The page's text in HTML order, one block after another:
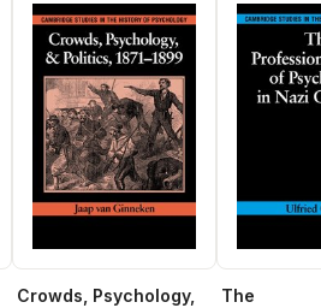
Crowds, Psychology,
The